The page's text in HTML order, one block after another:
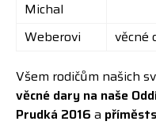
Michal
Weberovi
věcné
Všem rodičům našich
věcné dary na naše
Prudká 2016 a